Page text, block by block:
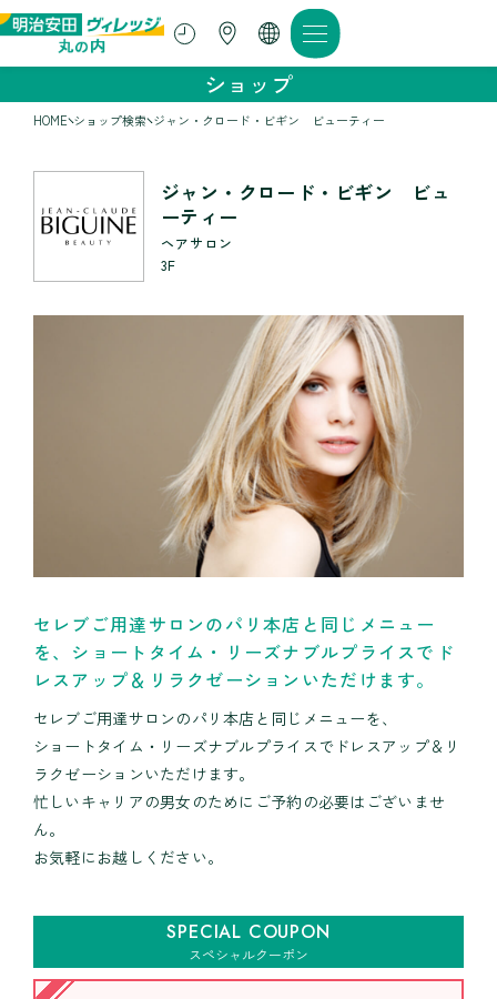
ショップ
HOME ショップ検索 ジャン・クロード・ビギン ビューティー
ジャン・クロード・ビギン ビュ
ーティー
ヘアサロン
3F
セレブご用達サロンのパリ本店と同じメニュー
を、ショートタイム・リーズナブルプライスでド
レスアップ＆リラクゼーションいただけます。
セレブご用達サロンのパリ本店と同じメニューを、
ショートタイム・リーズナブルプライスでドレスアップ＆リ
ラクゼーションいただけます。
忙しいキャリアの男女のためにご予約の必要はございませ
ん。
お気軽にお越しください。
SPECIAL COUPON
スペシャルクーポン